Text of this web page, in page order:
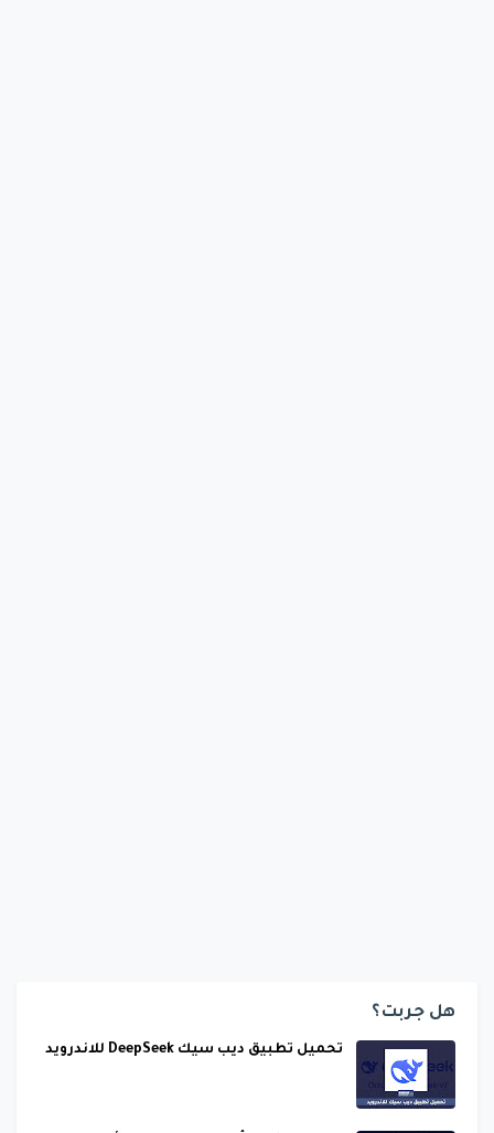
هل جربت؟
تحميل تطبيق ديب سيك DeepSeek للاندرويد